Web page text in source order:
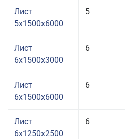
Лист
5x1500x6000
5
Лист
6x1500x3000
6
Лист
6x1500x6000
6
Лист
6x1250x2500
6